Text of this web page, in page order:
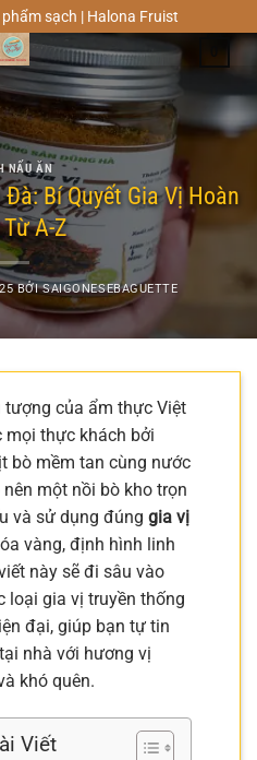
sạch | Halona Fruist
NẤU ĂN
Bí Quyết Gia Vị Hoàn
A-Z
BỞISAIGONESEBAGUETTE
tượng của ẩm thực Việt
mọi thực khách bởi
bò mềm tan cùng nước
một nồi bò kho trọn
và sử dụng đúng gia vị
vàng, định hình linh
này sẽ đi sâu vào
loại gia vị truyền thống
đại, giúp bạn tự tin
nhà với hương vị
khó quên.
Viết